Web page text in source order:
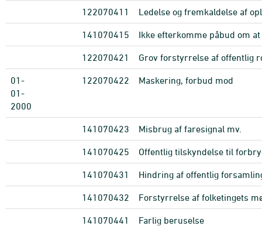
122070411 Ledelse og fremkaldelse af
141070415 Ikke efterkomme påbud om
122070421 Grov forstyrrelse af offentlig
01-
01-
2000
122070422 Maskering, forbud mod
141070423 Misbrug af faresignal mv.
141070425 Offentlig tilskyndelse til
141070431 Hindring af offentlig
141070432 Forstyrrelse af folketingets
141070441 Farlig beruselse